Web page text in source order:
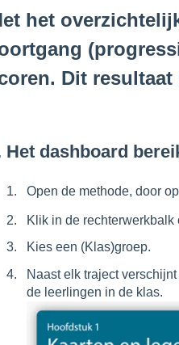
het
Dit
Het dashboard
Open de methode, door
Klik in de
Kies een (Klas)groep.
Naast elk traject
de leerlingen in de klas.